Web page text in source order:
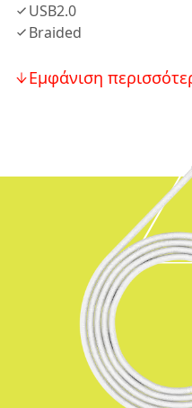
USB2.0
Braided
Εμφάνιση